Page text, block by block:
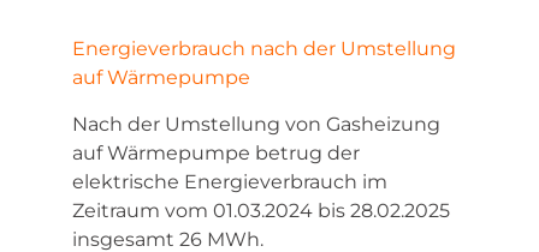
Energieverbrauch nach der Umstellung
auf Wärmepumpe
Nach der Umstellung von Gasheizung
auf Wärmepumpe betrug der
elektrische Energieverbrauch im
Zeitraum vom 01.03.2024 bis 28.02.2025
insgesamt 26 MWh.